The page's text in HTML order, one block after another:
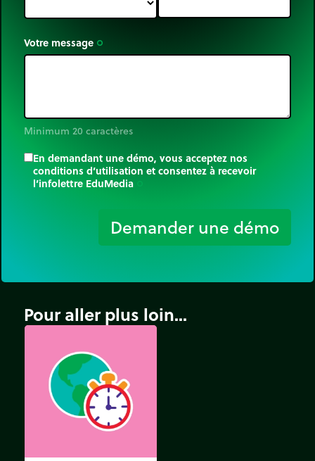
Votre message trip_origin
Minimum 20 caractères
En demandant une démo, vous acceptez nos
conditions d’utilisation et consentez à recevoir
l’infolettre EduMedia
Demander une démo
Pour aller plus loin...